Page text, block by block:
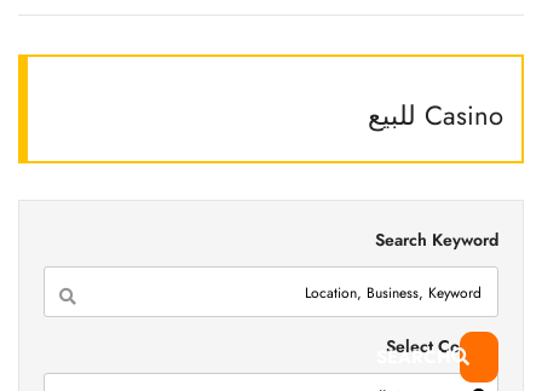
Casino للبيع
Search Keyword
Select Country
SEARCH